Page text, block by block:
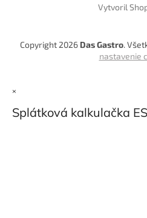
Vytvoril
Copyright 2026 Das Gastro.
nastavenie
×
Splátková kalkulačka